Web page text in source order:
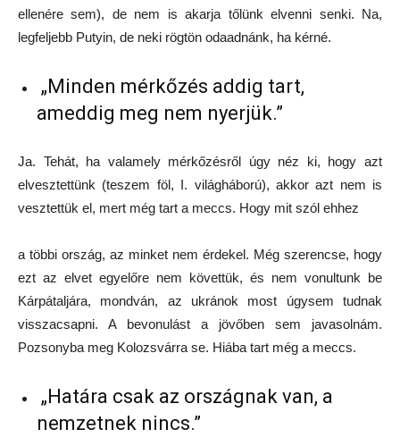
ellenére sem), de nem is akarja tőlünk elvenni senki. Na,
legfeljebb Putyin, de neki rögtön odaadnánk, ha kérné.
„Minden mérkőzés addig tart,
ameddig meg nem nyerjük.”
Ja. Tehát, ha valamely mérkőzésről úgy néz ki, hogy azt
elvesztettünk (teszem föl, I. világháború), akkor azt nem is
vesztettük el, mert még tart a meccs. Hogy mit szól ehhez
a többi ország, az minket nem érdekel. Még szerencse, hogy
ezt az elvet egyelőre nem követtük, és nem vonultunk be
Kárpátaljára, mondván, az ukránok most úgysem tudnak
visszacsapni. A bevonulást a jövőben sem javasolnám.
Pozsonyba meg Kolozsvárra se. Hiába tart még a meccs.
„Határa csak az országnak van, a
nemzetnek nincs.”